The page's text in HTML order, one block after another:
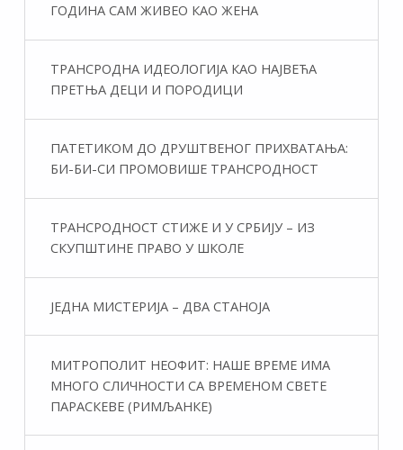
ГОДИНА САМ ЖИВЕО КАО ЖЕНА
ТРАНСРОДНА ИДЕОЛОГИЈА КАО НАЈВЕЋА
ПРЕТЊА ДЕЦИ И ПОРОДИЦИ
ПАТЕТИКОМ ДО ДРУШТВЕНОГ ПРИХВАТАЊА:
БИ-БИ-СИ ПРОМОВИШЕ ТРАНСРОДНОСТ
ТРАНСРОДНОСТ СТИЖЕ И У СРБИЈУ – ИЗ
СКУПШТИНЕ ПРАВО У ШКОЛЕ
ЈЕДНА МИСТЕРИЈА – ДВА СТАНОЈА
МИТРОПОЛИТ НЕОФИТ: НАШЕ ВРЕМЕ ИМА
МНОГО СЛИЧНОСТИ СА ВРЕМЕНОМ СВЕТЕ
ПАРАСКЕВЕ (РИМЉАНКЕ)